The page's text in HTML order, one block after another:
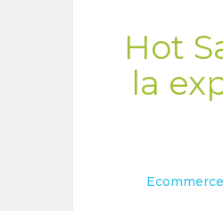
Hot
la
Ecommerce